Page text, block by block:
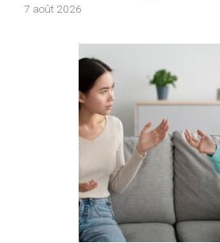
7 août 2026